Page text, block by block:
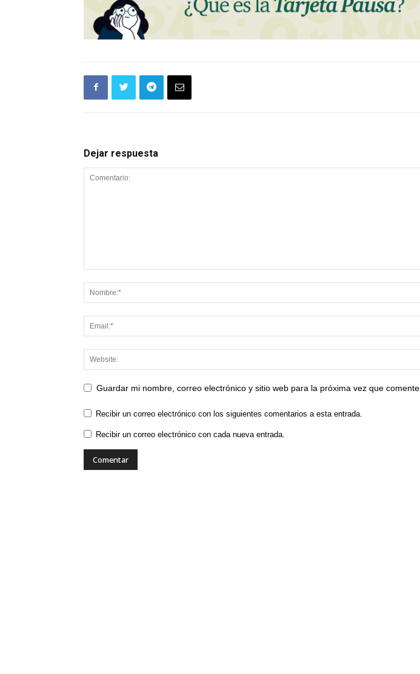
Dejar respuesta
Guardar mi nombre, correo electrónico y sitio web para la próxima vez que comente
Recibir un correo electrónico con los siguientes comentarios a esta entrada.
Recibir un correo electrónico con cada nueva entrada.